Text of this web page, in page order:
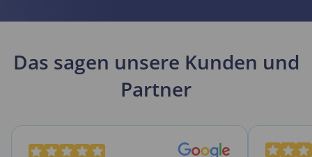
Das sagen unsere Kunden und
Partner